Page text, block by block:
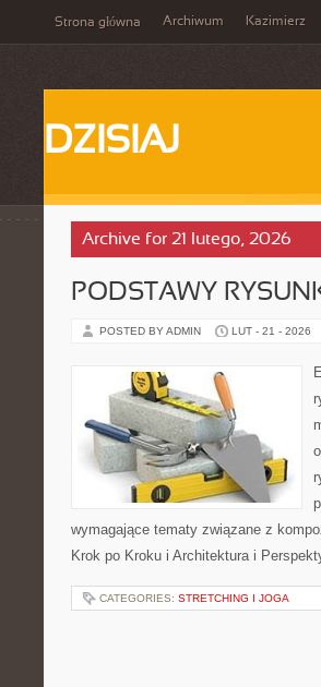
Strona główna Archiwum Kazimierz
DZISIAJ
Archive for 21 lutego, 2026
PODSTAWY
POSTED BY ADMIN LUT - 21 - 2026
wymagające tematy związane z
Krok po Kroku i Architektura i
CATEGORIES: STRETCHING I JOGA